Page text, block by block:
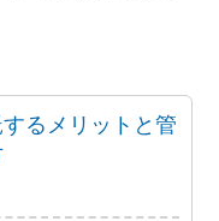
るメリットと管